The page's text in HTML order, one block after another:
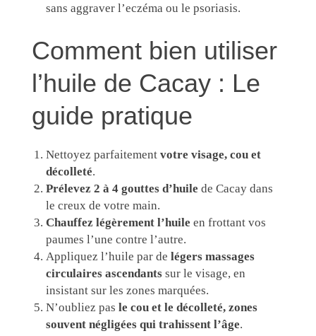
sans aggraver l’eczéma ou le psoriasis.
Comment bien utiliser
l’huile de Cacay : Le
guide pratique
Nettoyez parfaitement votre visage, cou et
décolleté.
Prélevez 2 à 4 gouttes d’huile de Cacay dans
le creux de votre main.
Chauffez légèrement l’huile en frottant vos
paumes l’une contre l’autre.
Appliquez l’huile par de légers massages
circulaires ascendants sur le visage, en
insistant sur les zones marquées.
N’oubliez pas le cou et le décolleté, zones
souvent négligées qui trahissent l’âge.